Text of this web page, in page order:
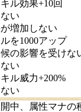
ル効果+10回
い
増加しない
を1000アップ
の影響を受けな
い
ル威力+200%
い
中、属性マナの